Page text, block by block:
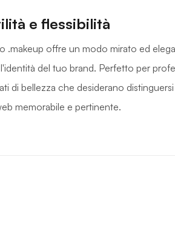
e flessibilità
.makeup offre un modo mirato ed
del tuo brand. Perfetto per
di bellezza che desiderano
memorabile e pertinente.